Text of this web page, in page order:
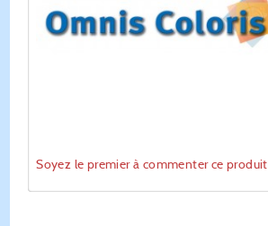
Soyez le premier à commenter ce produit